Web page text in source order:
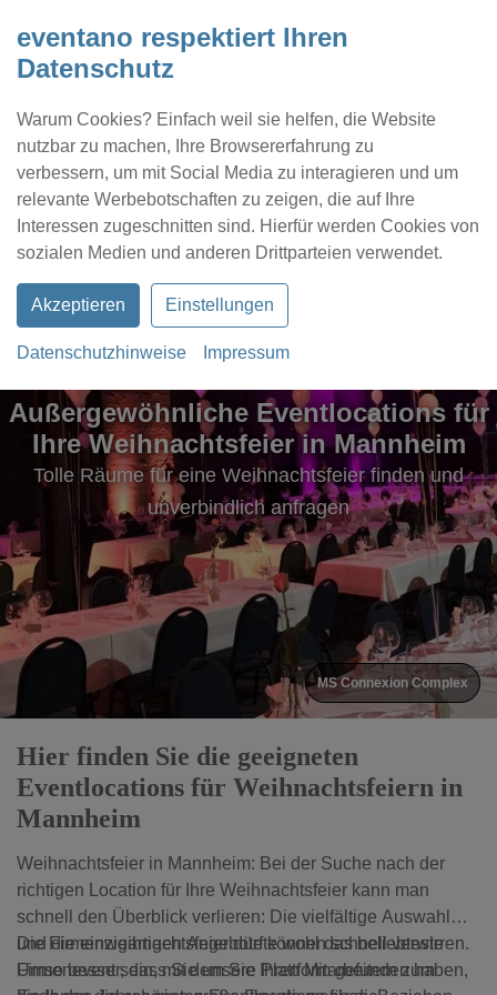
eventano respektiert Ihren
Datenschutz
Warum Cookies? Einfach weil sie helfen, die Website
nutzbar zu machen, Ihre Browsererfahrung zu
verbessern, um mit Social Media zu interagieren und um
relevante Werbebotschaften zu zeigen, die auf Ihre
Interessen zugeschnitten sind. Hierfür werden Cookies von
sozialen Medien und anderen Drittparteien verwendet.
Akzeptieren Einstellungen
Datenschutzhinweise Impressum
Kontakt Location eintragen Profil
Außergewöhnliche Eventlocations für
Ihre Weihnachtsfeier in Mannheim
Tolle Räume für eine Weihnachtsfeier finden und
unverbindlich anfragen
MS Connexion Complex
Hier finden Sie die geeigneten
Eventlocations für Weihnachtsfeiern in
Mannheim
Weihnachtsfeier in Mannheim: Bei der Suche nach der
richtigen Location für Ihre Weihnachtsfeier kann man
schnell den Überblick verlieren: Die vielfältige Auswahl
und die einzigartigen Angebote können schnell verwirren.
Umso besser, dass Sie unsere Plattform gefunden haben,
Die Firmenweihnachtsfeier dürfte wohl das beliebteste
Firmenevent sein, mit dem Sie Ihren Mitarbeitern zum